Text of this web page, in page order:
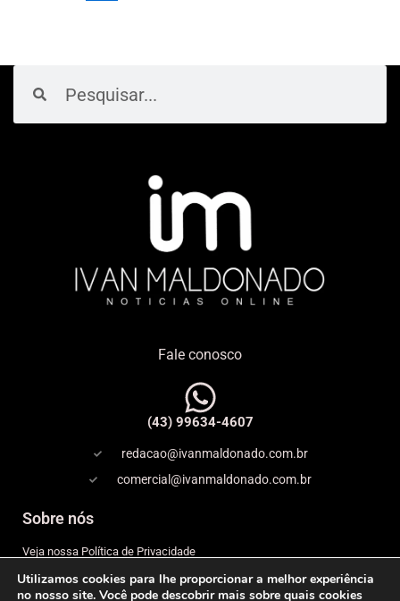
Fale conosco
(43) 99634-4607
redacao@ivanmaldonado.com.br
comercial@ivanmaldonado.com.br
Sobre nós
Veja nossa Política de Privacidade
Copyright
Utilizamos cookies para lhe proporcionar a melhor experiência
no nosso site. Você pode descobrir mais sobre quais cookies